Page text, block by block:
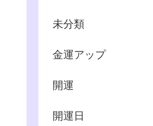
未分類
金運アップ
開運
開運日